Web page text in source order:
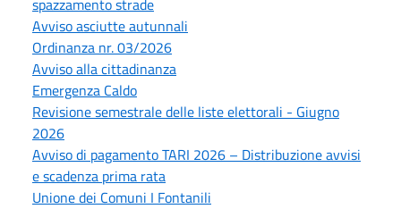
Avviso asciutte autunnali
Ordinanza nr. 03/2026
Avviso alla cittadinanza
Emergenza Caldo
Revisione semestrale delle liste elettorali - Giugno
2026
Avviso di pagamento TARI 2026 – Distribuzione avvisi
e scadenza prima rata
Unione dei Comuni I Fontanili